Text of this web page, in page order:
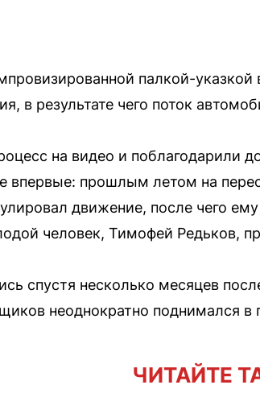
палкой-
в результате чего поток
на видео и поблагодарили
впервые: прошлым летом на
движение, после чего
человек, Тимофей Редьков,
спустя несколько месяцев
неоднократно поднимался в
ЧИТАЙТЕ